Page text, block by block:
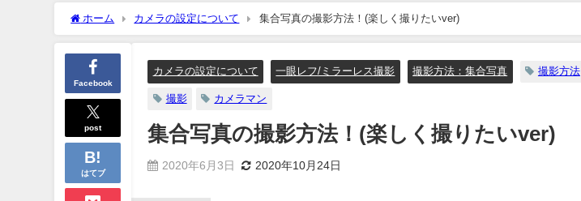
ホーム カメラの設定について 集合写真の撮影方法！(楽しく撮りたいver)
Facebook
post
はてブ
カメラの設定について 一眼レフ/ミラーレス撮影 撮影方法：集合写真 撮影方法
撮影 カメラマン
集合写真の撮影方法！(楽しく撮りたいver)
2020年6月3日 2020年10月24日